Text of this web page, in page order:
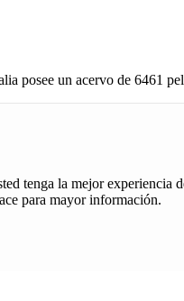
posee un acervo de 6461
tenga la mejor experiencia
para mayor información.